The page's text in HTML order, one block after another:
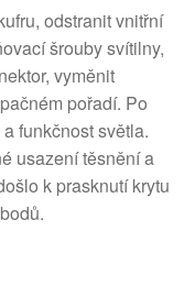
odstranit vnitřní
šrouby svítilny,
vyměnit
pořadí. Po
funkčnost světla.
usazení těsnění a
k prasknutí krytu